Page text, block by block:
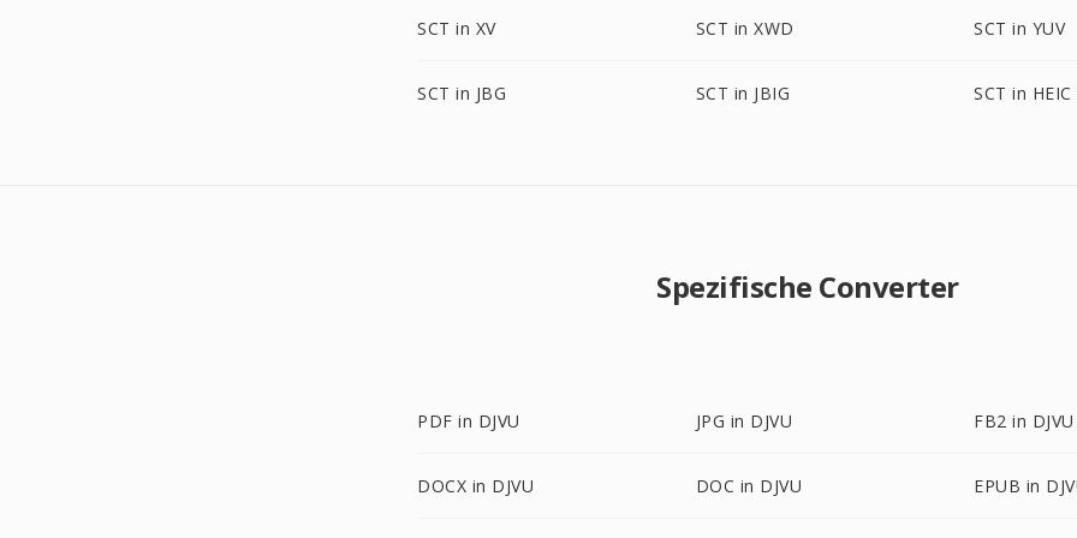
SCT in XV SCT in XWD SCT in YUV
SCT in JBG SCT in JBIG SCT in HEIC
Spezifische Converter
PDF in DJVU JPG in DJVU FB2 in DJVU
DOCX in DJVU DOC in DJVU EPUB in